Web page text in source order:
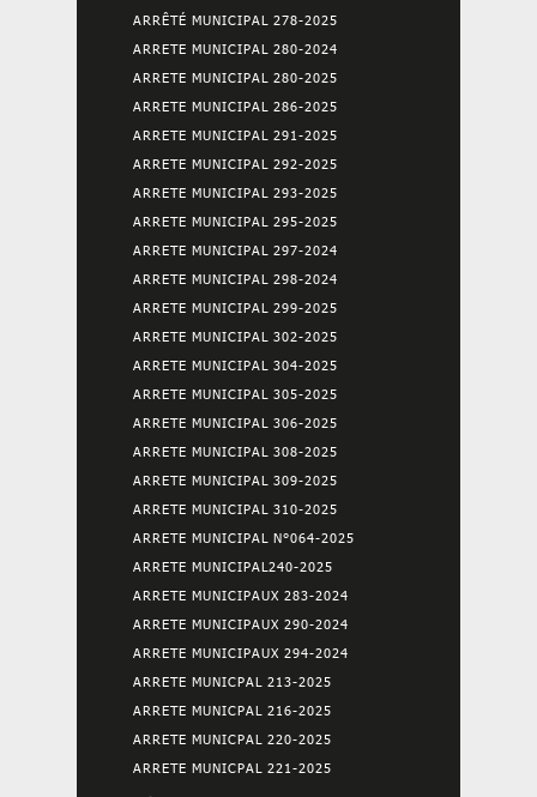
ARRÊTÉ MUNICIPAL 278-2025
ARRETE MUNICIPAL 280-2024
ARRETE MUNICIPAL 280-2025
ARRETE MUNICIPAL 286-2025
ARRETE MUNICIPAL 291-2025
ARRETE MUNICIPAL 292-2025
ARRETE MUNICIPAL 293-2025
ARRETE MUNICIPAL 295-2025
ARRETE MUNICIPAL 297-2024
ARRETE MUNICIPAL 298-2024
ARRETE MUNICIPAL 299-2025
ARRETE MUNICIPAL 302-2025
ARRETE MUNICIPAL 304-2025
ARRETE MUNICIPAL 305-2025
ARRETE MUNICIPAL 306-2025
ARRETE MUNICIPAL 308-2025
ARRETE MUNICIPAL 309-2025
ARRETE MUNICIPAL 310-2025
ARRETE MUNICIPAL N°064-2025
ARRETE MUNICIPAL240-2025
ARRETE MUNICIPAUX 283-2024
ARRETE MUNICIPAUX 290-2024
ARRETE MUNICIPAUX 294-2024
ARRETE MUNICPAL 213-2025
ARRETE MUNICPAL 216-2025
ARRETE MUNICPAL 220-2025
ARRETE MUNICPAL 221-2025